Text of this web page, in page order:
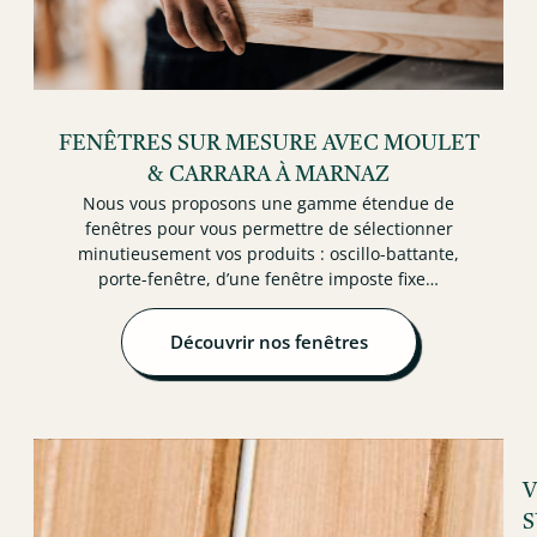
FENÊTRES SUR MESURE AVEC MOULET
& CARRARA À MARNAZ
Nous vous proposons une gamme étendue de
fenêtres pour vous permettre de sélectionner
minutieusement vos produits : oscillo-battante,
porte-fenêtre, d’une fenêtre imposte fixe…
Découvrir nos fenêtres